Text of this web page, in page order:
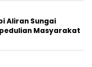
Aliran Sungai
Masyarakat